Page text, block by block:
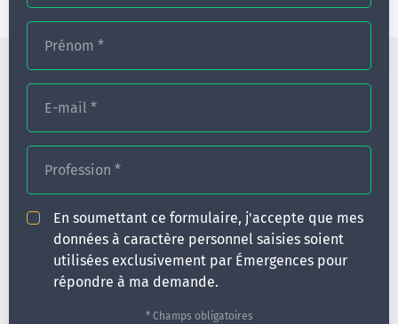
Prénom *
E-mail *
Profession *
En soumettant ce formulaire, j'accepte que mes
données à caractère personnel saisies soient
utilisées exclusivement par Émergences pour
répondre à ma demande.
* Champs obligatoires
29160Crozon
catherine.le-moan@orange.fr